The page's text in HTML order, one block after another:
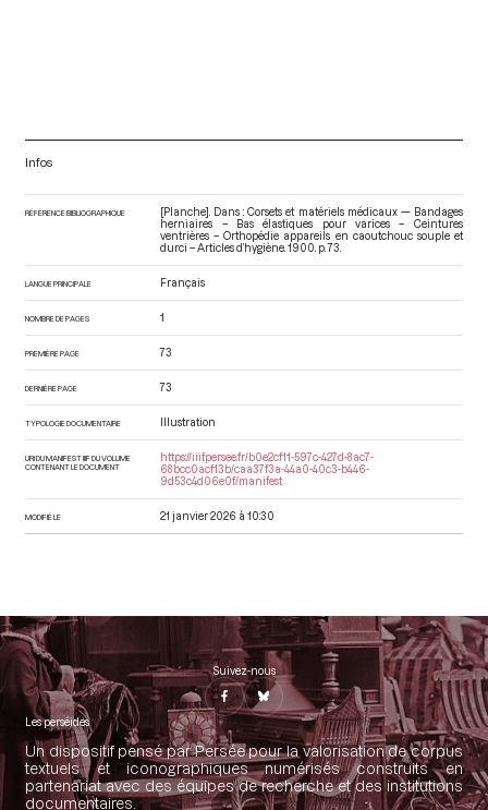
Infos
RÉFÉRENCE BIBLIOGRAPHIQUE
[Planche]. Dans : Corsets et matériels médicaux — Bandages
herniaires – Bas élastiques pour varices – Ceintures
ventrières – Orthopédie appareils en caoutchouc souple et
durci – Articles d’hygiène . 1900. p. 73.
LANGUE PRINCIPALE Français
NOMBRE DE PAGES 1
PREMIÈRE PAGE 73
DERNIÈRE PAGE 73
TYPOLOGIE DOCUMENTAIRE Illustration
URI DU MANIFEST IIIF DU VOLUME
CONTENANT LE DOCUMENT
https://iiif.persee.fr/b0e2cf11-597c-427d-8ac7-
68bcc0acf13b/caa37f3a-44a0-40c3-b446-
9d53c4d06e0f/manifest
MODIFIÉ LE 21 janvier 2026 à 10:30
Suivez-nous
Les perséides
Un dispositif pensé par Persée pour la valorisation de corpus
textuels et iconographiques numérisés construits en
partenariat avec des équipes de recherche et des institutions
documentaires.